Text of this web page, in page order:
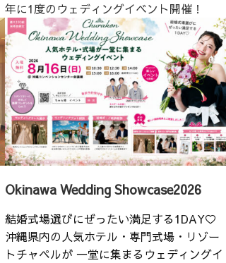
年に1度のウェディングイベント開催！
Okinawa Wedding Showcase2026
結婚式場選びにぜったい満足する1DAY♡
沖縄県内の人気ホテル・専門式場・リゾー
トチャペルが 一堂に集まるウェディングイ